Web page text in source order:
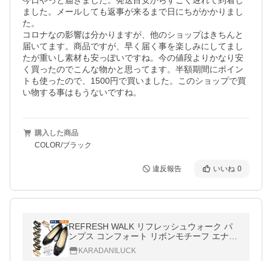
ました。メールしても返事が来るまで日にちがかかりまし
た。
コロナなの影響は分かりますが、他のショップはきちんと
届いてます。商品ですが、早く届く事を楽しみにしてまし
たが重いし素材も安っぽいですね。今の値段よりかなり安
く買ったのでこんな物かと思ってます。半額期間にポイン
トも使ったので、1500円で買いました。このショップで買
い物する事はもうないですね。
購入した商品
COLOR/ブラック
違反報告 いいね 0
REFRESH WALK リフレッシュウォーク パ
ンプス コンフォート リボンモチーフ エナメ
ルトゥキャップ 3E 幅広設計 クッションイン
ソール 防滑 屈曲 レディース 爆買
KARADANILUCK